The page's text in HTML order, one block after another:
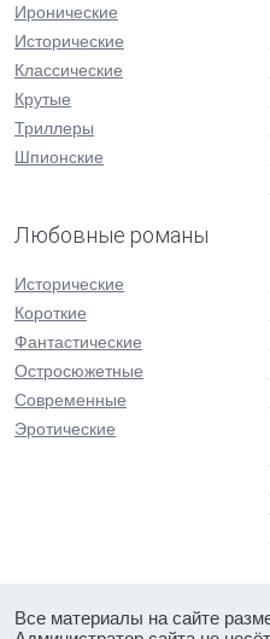
Иронические
Исторические
Классические
Крутые
Триллеры
Шпионские
Любовные романы
Исторические
Короткие
Фантастические
Остросюжетные
Современные
Эротические
Все материалы на сайте